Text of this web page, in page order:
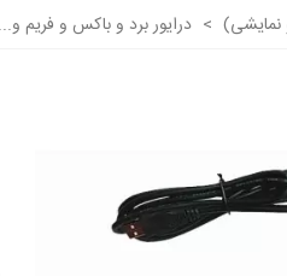
> درایور برد و باکس و فریم و...